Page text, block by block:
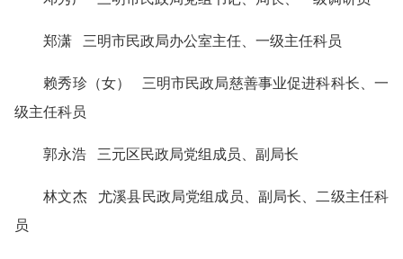
郑潇 三明市民政局办公室主任、一级主任科员
赖秀珍（女） 三明市民政局慈善事业促进科科长、一
级主任科员
郭永浩 三元区民政局党组成员、副局长
林文杰 尤溪县民政局党组成员、副局长、二级主任科
员